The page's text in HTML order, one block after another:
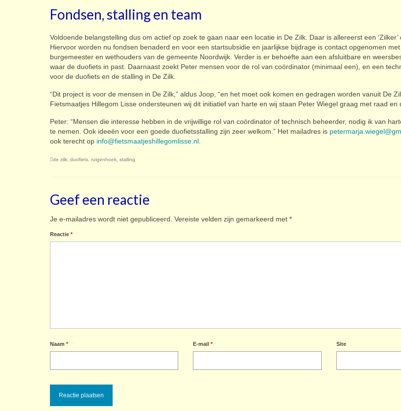
Fondsen, stalling en team
Voldoende belangstelling dus om actief op zoek te gaan naar een locatie in De Zilk. Daar is allereerst een
Hiervoor worden nu fondsen benaderd en voor een startsubsidie en jaarlijkse bijdrage is contact opgenomen
burgemeester en wethouders van de gemeente Noordwijk. Verder is er behoefte aan een afsluitbare en
waar de duofiets in past. Daarnaast zoekt Peter mensen voor de rol van coördinator (minimaal een), en een
voor de duofiets en de stalling in De Zilk.
“Dit project is voor de mensen in De Zilk,” aldus Joop, “en het moet ook komen en gedragen worden vanuit De
Fietsmaatjes Hillegom Lisse ondersteunen wij dit initiatief van harte en wij staan Peter Wiegel graag met raad en
Peter: “Mensen die interesse hebben in de vrijwillige rol van coördinator of technisch beheerder, nodig ik van
te nemen. Ook ideeën voor een goede duofietsstalling zijn zeer welkom.” Het mailadres is
ook terecht op info@fietsmaatjeshillegomlisse.nl.
de zilk, duofiets, ruigenhoek, stalling
Geef een reactie
Je e-mailadres wordt niet gepubliceerd. Vereiste velden zijn gemarkeerd met *
Reactie *
Naam * E-mail* Site